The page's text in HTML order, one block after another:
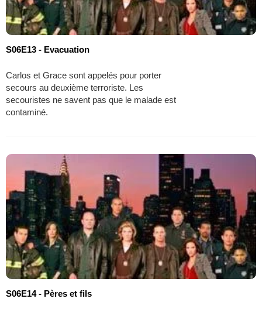
S06E13 - Evacuation
Carlos et Grace sont appelés pour porter
secours au deuxième terroriste. Les
secouristes ne savent pas que le malade est
contaminé.
S06E14 - Pères et fils